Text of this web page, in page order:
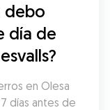
debo
día de
en Olesa
días antes de